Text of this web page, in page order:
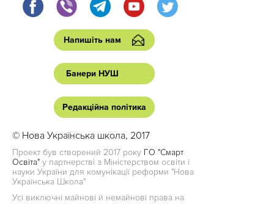
Напишіть нам
Банери НУШ
Редакційна політика
© Нова Українська школа, 2017
Проект був створений 2017 року ГО "Смарт
Освіта" у партнерстві з Міністерством освіти і
науки України для комунікації реформи "Нова
Українська Школа"
Усі виключні майнові й немайнові права на